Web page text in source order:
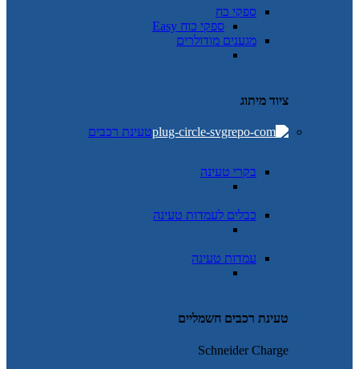
ספקי כח
ספקי כוח Easy
מגענים מודולרים
ציוד מיתוג
טעינת רכבים
בקרי טעינה
כבלים לעמדות טעינה
עמדות טעינה
טעינת רכבים חשמליים
Schneider Charge